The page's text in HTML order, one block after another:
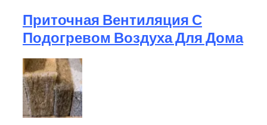
Приточная Вентиляция С
Подогревом Воздуха Для Дома